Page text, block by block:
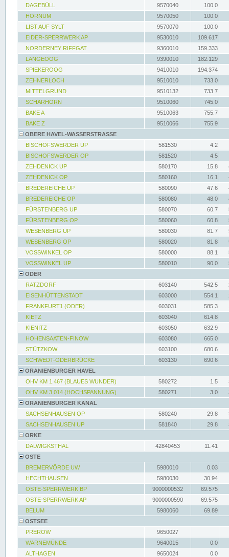
DAGEBÜLL 9570040
100.0
HÖRNUM
9570050
100.0
LIST AUF SYLT
9570070
100.0
EIDER-SPERRWERK AP
9530010
109.617
NORDERNEY RIFFGAT
9360010
159.333
LANGEOOG
9390010
182.129
SPIEKEROOG
9410010
194.374
ZEHNERLOCH
9510010
733.0
MITTELGRUND
9510132
733.7
SCHARHÖRN
9510060
745.0
BAKE A
9510063
755.7
BAKE Z
9510066
755.9
OBERE HAVEL-WASSERSTRASSE
BISCHOFSWERDER UP
581530
4.2
BISCHOFSWERDER OP
581520
4.5
ZEHDENICK UP
580170 15.8
ZEHDENICK OP
580160 16.1
BREDEREICHE UP
580090 47.6
BREDEREICHE OP
580080 48.0
FÜRSTENBERG UP
580070 60.7
FÜRSTENBERG OP
580060 60.8
WESENBERG UP
580030 81.7
WESENBERG OP
580020 81.8
VOSSWINKEL OP
580000 88.1
VOSSWINKEL UP
580010 90.0
ODER
RATZDORF
603140 542.5
EISENHÜTTENSTADT
603000 554.1
FRANKFURT1 (ODER)
603031 585.3
KIETZ
603040
614.8
KIENITZ
603050
632.9
HOHENSAATEN-FINOW
603080
665.0
STÜTZKOW
603100
680.6
SCHWEDT-ODERBRÜCKE
603130
690.6
ORANIENBURGER HAVEL
OHV KM 1.467 (BLAUES WUNDER)
580272 1.5
OHV KM 3.014 (HOCHSPANNUNG)
580271 3.0
ORANIENBURGER KANAL
SACHSENHAUSEN OP
580240 29.8
SACHSENHAUSEN UP
581840 29.8
ORKE
DALWIGKSTHAL
42840453
11.41
OSTE
BREMERVÖRDE UW
5980010
0.03
HECHTHAUSEN
5980030
30.94
OSTE-SPERRWERK BP
9000000532
69.575
OSTE-SPERRWERK AP
9000000590
69.575
BELUM
5980060
69.89
OSTSEE
PREROW
9650027
WARNEMÜNDE
9640015
0.0
ALTHAGEN
9650024
0.0